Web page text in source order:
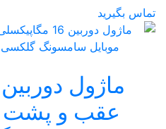
تماس بگیرید
عقب و پشت